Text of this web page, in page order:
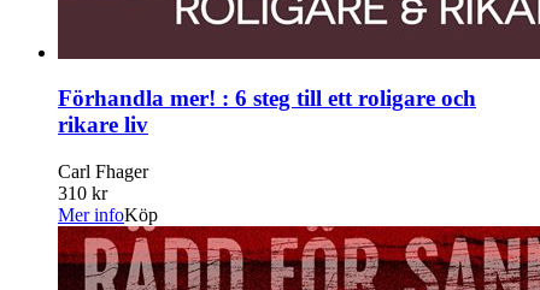
Förhandla mer! : 6 steg till ett roligare och
rikare liv
Carl Fhager
310 kr
Mer infoKöp